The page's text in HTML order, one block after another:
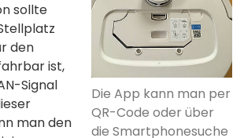
Die App kann man per
QR-Code oder über
die Smartphonesuche
sollte
den
ist,
Signal
man den